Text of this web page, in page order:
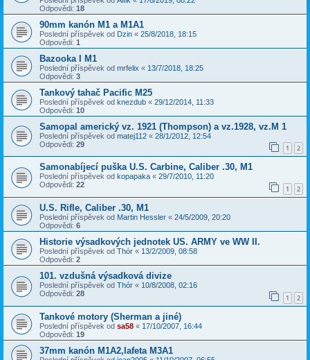
Odpovědi: 18
90mm kanón M1 a M1A1
Poslední příspěvek od Dzin « 25/8/2018, 18:15
Odpovědi: 1
Bazooka I M1
Poslední příspěvek od mrfelix « 13/7/2018, 18:25
Odpovědi: 3
Tankový tahač Pacific M25
Poslední příspěvek od knezdub « 29/12/2014, 11:33
Odpovědi: 10
Samopal americký vz. 1921 (Thompson) a vz.1928, vz.M 1
Poslední příspěvek od matej112 « 28/1/2012, 12:54
Odpovědi: 29 1 2
Samonabíjecí puška U.S. Carbine, Caliber .30, M1
Poslední příspěvek od kopapaka « 29/7/2010, 11:20
Odpovědi: 22 1 2
U.S. Rifle, Caliber .30, M1
Poslední příspěvek od Martin Hessler « 24/5/2009, 20:20
Odpovědi: 6
Historie výsadkových jednotek US. ARMY ve WW II.
Poslední příspěvek od Thór « 13/2/2009, 08:58
Odpovědi: 2
101. vzdušná výsadková divize
Poslední příspěvek od Thór « 10/8/2008, 02:16
Odpovědi: 28 1 2
Tankové motory (Sherman a jiné)
Poslední příspěvek od sa58 « 17/10/2007, 16:44
Odpovědi: 19
37mm kanón M1A2,lafeta M3A1